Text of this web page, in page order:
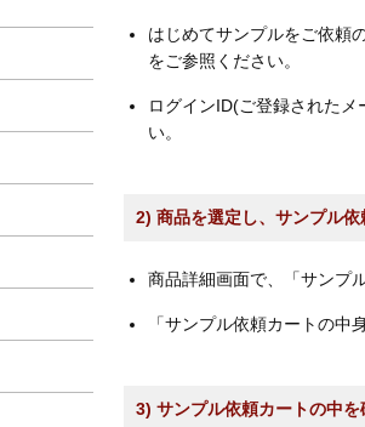
はじめてサンプルをご依頼
をご参照ください。
ログインID(ご登録された
い。
2) 商品を選定し、サンプル
商品詳細画面で、「サンプ
「サンプル依頼カートの中
3) サンプル依頼カートの中を